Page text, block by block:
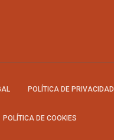
POLÍTICA DE PRIVACIDAD
POLÍTICA DE COOKIES